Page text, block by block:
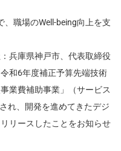
、職場のWell-being向上を支
兵庫県神戸市、代表取締役
和6年度補正予算先端技術
業費補助事業」（サービス
れ、開発を進めてきたデジ
リースしたことをお知らせ